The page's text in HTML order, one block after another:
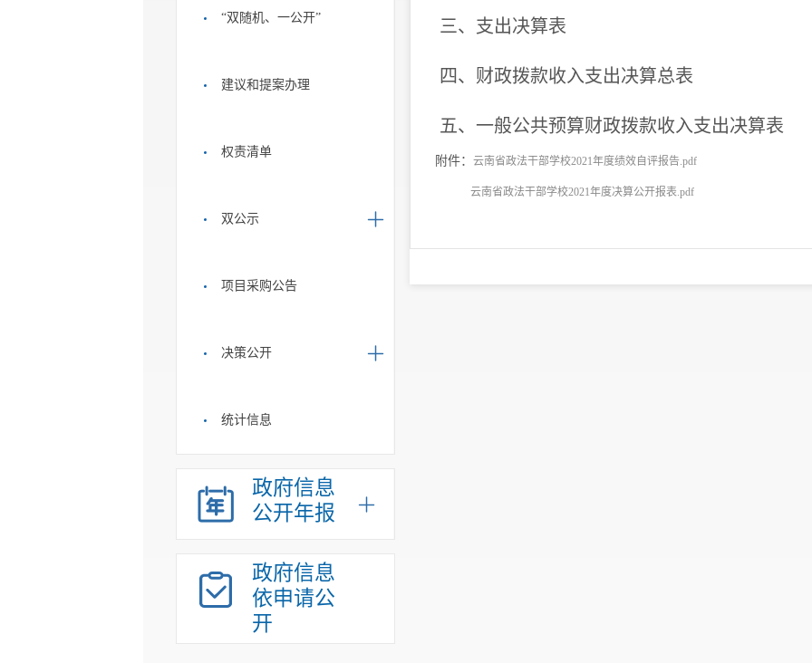
“双随机、一公开”
建议和提案办理
权责清单
双公示
项目采购公告
决策公开
统计信息
政府信息
公开年报
政府信息
依申请公
开
三、支出决算表
四、财政拨款收入支出决算总表
五、一般公共预算财政拨款收入支出决算表
附件： 云南省政法干部学校2021年度绩效自评报告.pdf
云南省政法干部学校2021年度决算公开报表.pdf